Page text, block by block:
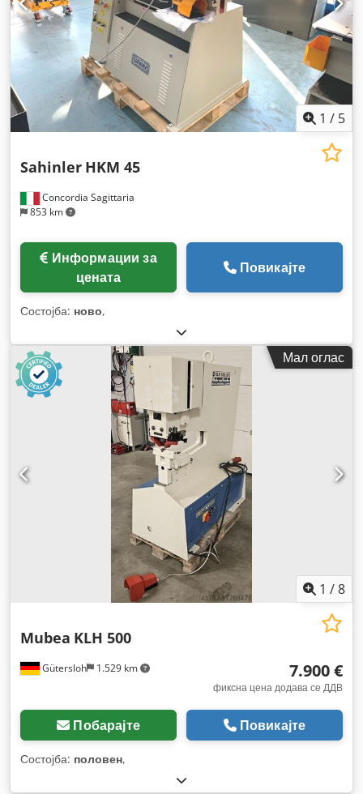
1 / 5
Concordia Sagittaria
853 km
Sahinler HKM 45
цената
Повикајте
Состојба: ново,
Мал оглас
1 /8
Gütersloh 1.529 km
Mubea KLH 500
7.900 €
фиксна цена додава се ДДВ
Побарајте Повикајте
Состојба: половен,